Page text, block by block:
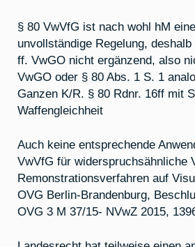
§ 80 VwVfG ist nach wohl hM
unvollständige Regelung,
ff. VwGO nicht ergänzend, also
VwGO oder § 80 Abs. 1 S. 1
Ganzen K/R. § 80 Rdnr. 16ff mit
Waffengleichheit
Auch keine entsprechende
VwVfG für widerspruchsähnliche
Remonstrationsverfahren auf
OVG Berlin-Brandenburg,
OVG 3 M 37/15- NVwZ 2015,